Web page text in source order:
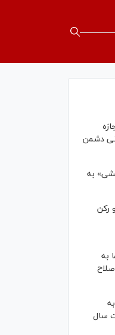
دشمن
به
رکن
به
سال